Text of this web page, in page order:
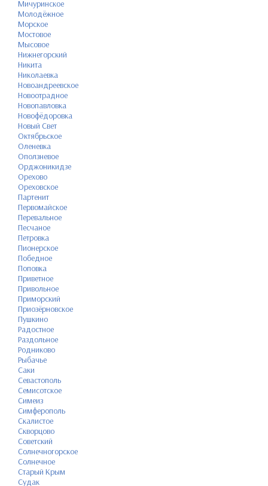
Мичуринское
Молодёжное
Морское
Мостовое
Мысовое
Нижнегорский
Никита
Николаевка
Новоандреевское
Новоотрадное
Новопавловка
Новофёдоровка
Новый Свет
Октябрьское
Оленевка
Оползневое
Орджоникидзе
Орехово
Ореховское
Партенит
Первомайское
Перевальное
Песчаное
Петровка
Пионерское
Победное
Поповка
Приветное
Привольное
Приморский
Приозёрновское
Пушкино
Радостное
Раздольное
Родниково
Рыбачье
Саки
Севастополь
Семисотское
Симеиз
Симферополь
Скалистое
Скворцово
Советский
Солнечногорское
Солнечное
Старый Крым
Судак